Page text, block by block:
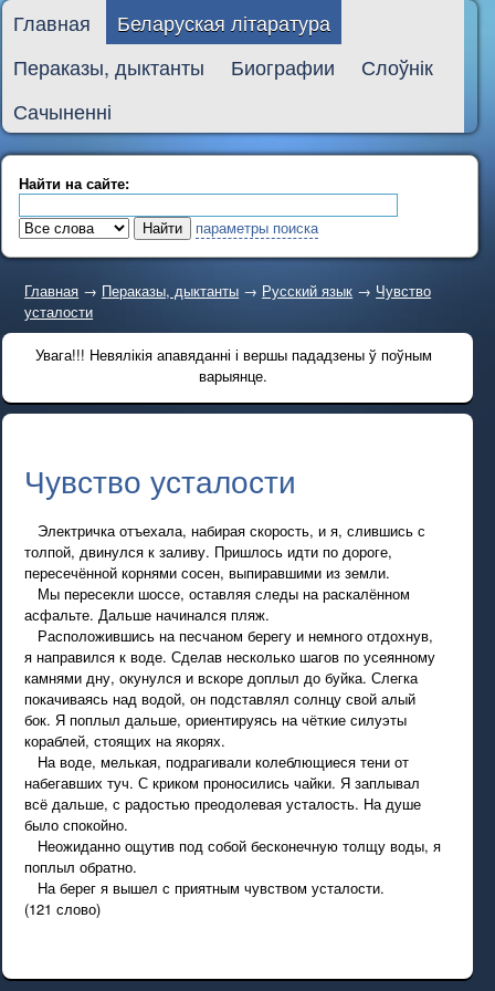
Главная
Беларуская літаратура
Пераказы, дыктанты
Биографии
Слоўнік
Сачыненні
Найти на сайте:
параметры поиска
Главная → Пераказы, дыктанты → Русский язык → Чувство
усталости
Увага!!! Невялікія апавяданні і вершы пададзены ў поўным
варыянце.
Чувство усталости
Электричка отъехала, набирая скорость, и я, слившись с
толпой, двинулся к заливу. Пришлось идти по дороге,
пересечённой корнями сосен, выпиравшими из земли.
Мы пересекли шоссе, оставляя следы на раскалённом
асфальте. Дальше начинался пляж.
Расположившись на песчаном берегу и немного отдохнув,
я направился к воде. Сделав несколько шагов по усеянному
камнями дну, окунулся и вскоре доплыл до буйка. Слегка
покачиваясь над водой, он подставлял солнцу свой алый
бок. Я поплыл дальше, ориентируясь на чёткие силуэты
кораблей, стоящих на якорях.
На воде, мелькая, подрагивали колеблющиеся тени от
набегавших туч. С криком проносились чайки. Я заплывал
всё дальше, с радостью преодолевая усталость. На душе
было спокойно.
Неожиданно ощутив под собой бесконечную толщу воды, я
поплыл обратно.
На берег я вышел с приятным чувством усталости.
(121 слово)